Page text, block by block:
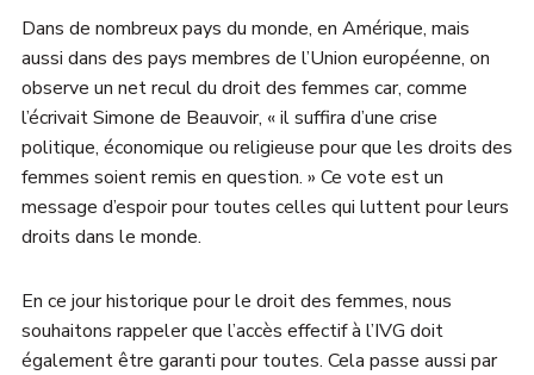
Dans de nombreux pays du monde, en Amérique, mais
aussi dans des pays membres de l’Union européenne, on
observe un net recul du droit des femmes car, comme
l’écrivait Simone de Beauvoir, « il suffira d’une crise
politique, économique ou religieuse pour que les droits des
femmes soient remis en question. » Ce vote est un
message d’espoir pour toutes celles qui luttent pour leurs
droits dans le monde.
En ce jour historique pour le droit des femmes, nous
souhaitons rappeler que l’accès effectif à l’IVG doit
également être garanti pour toutes. Cela passe aussi par